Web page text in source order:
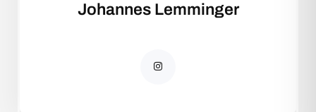
Johannes Lemminger